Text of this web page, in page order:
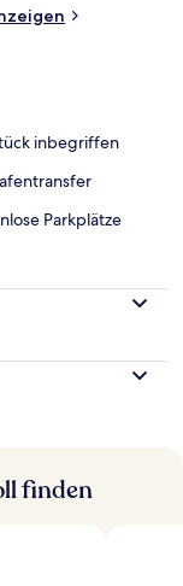
inbegriffen
Parkplätze
finden